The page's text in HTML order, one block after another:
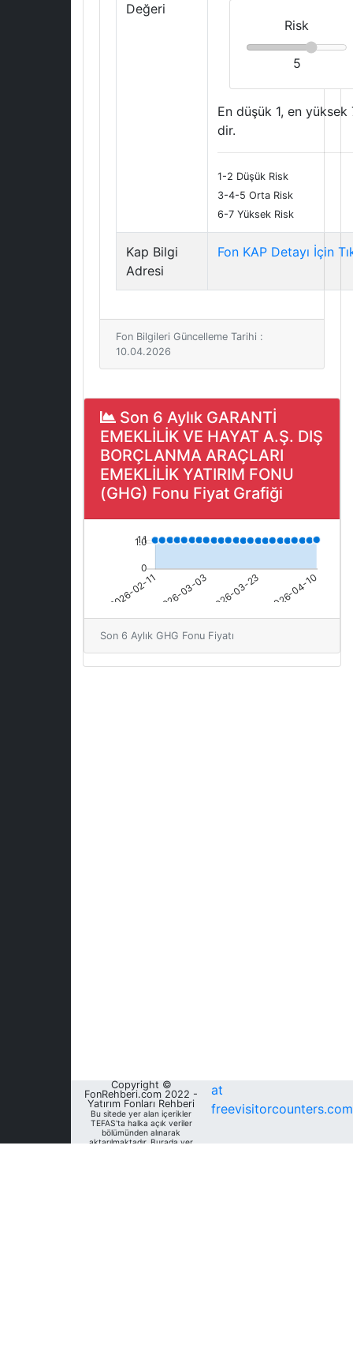
Değeri
Risk
5
En düşük 1, en yüksek
dir.
1-2 Düşük Risk
3-4-5 Orta Risk
6-7 Yüksek Risk
Kap Bilgi
Adresi
Fon KAP Detayı İçin
Fon Bilgileri Güncelleme Tarihi :
10.04.2026
Son 6 Aylık GARANTİ
EMEKLİLİK VE HAYAT A.Ş. DIŞ
BORÇLANMA ARAÇLARI
EMEKLİLİK YATIRIM FONU
(GHG) Fonu Fiyat Grafiği
Son 6 Aylık GHG Fonu Fiyatı
Copyright ©
FonRehberi.com 2022 -
Yatırım Fonları Rehberi
Bu sitede yer alan içerikler
TEFAS'ta halka açık veriler
bölümünden alınarak
aktarılmaktadır. Burada yer
at
freevisitorcounters.com